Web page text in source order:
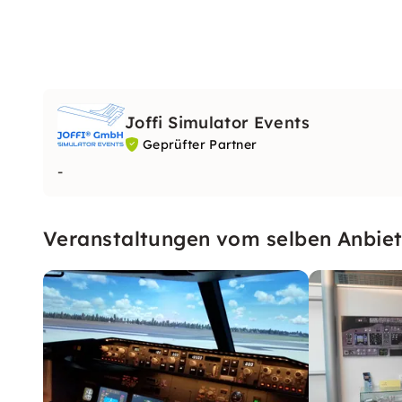
Joffi Simulator Events
Geprüfter Partner
-
Veranstaltungen vom selben